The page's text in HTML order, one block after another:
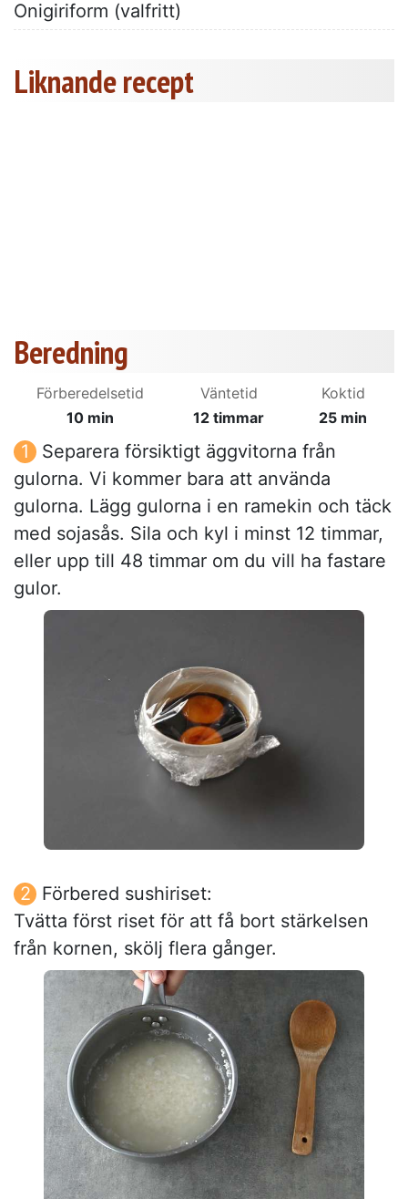
Onigiriform (valfritt)
Liknande recept
Beredning
Förberedelsetid
10 min
Väntetid
12 timmar
Koktid
25 min
Separera försiktigt äggvitorna från
gulorna. Vi kommer bara att använda
gulorna. Lägg gulorna i en ramekin och täck
med sojasås. Sila och kyl i minst 12 timmar,
eller upp till 48 timmar om du vill ha fastare
gulor.
Förbered sushiriset:
Tvätta först riset för att få bort stärkelsen
från kornen, skölj flera gånger.